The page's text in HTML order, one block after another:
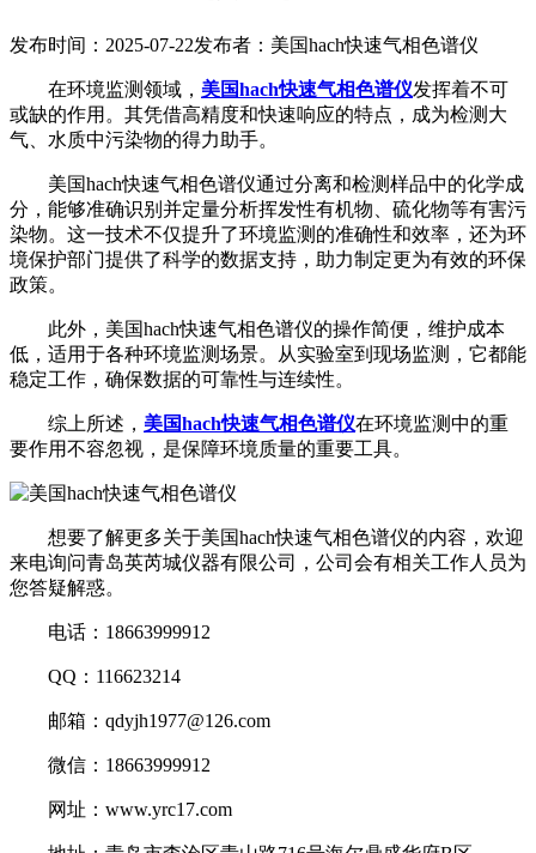
发布时间：2025-07-22发布者：美国hach快速气相色谱仪
在环境监测领域， 美国hach快速气相色谱仪发挥着不可
或缺的作用。其凭借高精度和快速响应的特点，成为检测大
气、水质中污染物的得力助手。
美国hach快速气相色谱仪通过分离和检测样品中的化学成
分，能够准确识别并定量分析挥发性有机物、硫化物等有害污
染物。这一技术不仅提升了环境监测的准确性和效率，还为环
境保护部门提供了科学的数据支持，助力制定更为有效的环保
政策。
此外，美国hach快速气相色谱仪的操作简便，维护成本
低，适用于各种环境监测场景。从实验室到现场监测，它都能
稳定工作，确保数据的可靠性与连续性。
综上所述， 美国hach快速气相色谱仪在环境监测中的重
要作用不容忽视，是保障环境质量的重要工具。
想要了解更多关于美国hach快速气相色谱仪的内容，欢迎
来电询问青岛英芮城仪器有限公司，公司会有相关工作人员为
您答疑解惑。
电话：18663999912
QQ：116623214
邮箱：qdyjh1977@126.com
微信：18663999912
网址：www.yrc17.com